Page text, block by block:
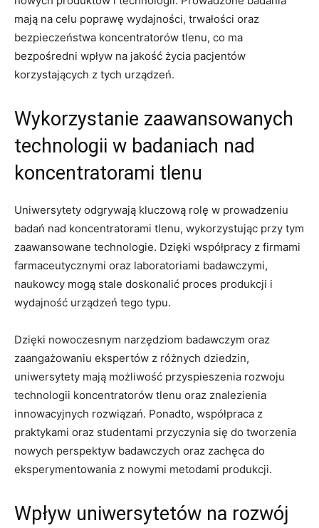
mają na celu poprawę‌ wydajności, trwałości oraz
bezpieczeństwa koncentratorów ​tlenu, co ma
⁤bezpośredni wpływ na jakość życia pacjentów
korzystających z tych urządzeń.
Wykorzystanie zaawansowanych
technologii w badaniach ‍nad​
koncentratorami tlenu
Uniwersytety odgrywają kluczową rolę w prowadzeniu
badań nad koncentratorami tlenu, wykorzystując przy⁤ tym
zaawansowane technologie. Dzięki współpracy z ⁢firmami
farmaceutycznymi oraz laboratoriami badawczymi,
naukowcy mogą ⁤stale doskonalić⁤ proces produkcji i
wydajność urządzeń tego typu.
Dzięki nowoczesnym narzędziom badawczym​ oraz
zaangażowaniu ekspertów z różnych dziedzin,
uniwersytety mają możliwość przyspieszenia rozwoju
technologii koncentratorów​ tlenu oraz znalezienia
innowacyjnych⁢ rozwiązań. Ponadto, współpraca z
praktykami oraz studentami przyczynia się do tworzenia
nowych perspektyw badawczych⁣ oraz zachęca do
eksperymentowania z nowymi ‍metodami produkcji.
Wpływ uniwersytetów na​ rozwój